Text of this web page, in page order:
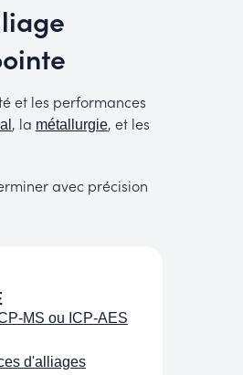
et les performances
, la métallurgie, et les
avec précision
MS ou ICP-AES
d'alliages